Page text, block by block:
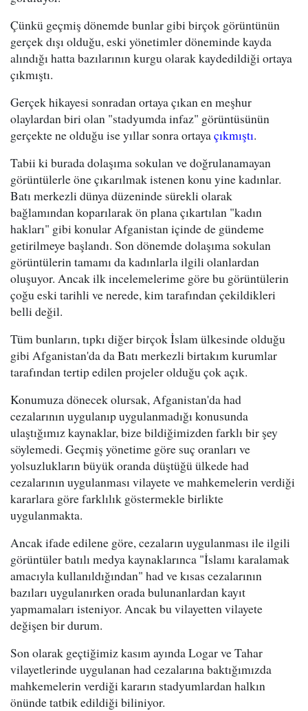
Çünkü geçmiş dönemde bunlar gibi birçok görüntünün
gerçek dışı olduğu, eski yönetimler döneminde kayda
alındığı hatta bazılarının kurgu olarak kaydedildiği ortaya
çıkmıştı.
Gerçek hikayesi sonradan ortaya çıkan en meşhur
olaylardan biri olan "stadyumda infaz" görüntüsünün
gerçekte ne olduğu ise yıllar sonra ortayaçıkmıştı.
Tabii ki burada dolaşıma sokulan ve doğrulanamayan
görüntülerle öne çıkarılmak istenen konu yine kadınlar.
Batı merkezli dünya düzeninde sürekli olarak
bağlamından koparılarak ön plana çıkartılan "kadın
hakları" gibi konular Afganistan içinde de gündeme
getirilmeye başlandı. Son dönemde dolaşıma sokulan
görüntülerin tamamı da kadınlarla ilgili olanlardan
oluşuyor. Ancak ilk incelemelerime göre bu görüntülerin
çoğu eski tarihli ve nerede, kim tarafından çekildikleri
belli değil.
Tüm bunların, tıpkı diğer birçok İslam ülkesinde olduğu
gibi Afganistan'da da Batı merkezli birtakım kurumlar
tarafından tertip edilen projeler olduğu çok açık.
Konumuza dönecek olursak, Afganistan'da had
cezalarının uygulanıp uygulanmadığı konusunda
ulaştığımız kaynaklar, bize bildiğimizden farklı bir şey
söylemedi. Geçmiş yönetime göre suç oranları ve
yolsuzlukların büyük oranda düştüğü ülkede had
cezalarının uygulanması vilayete ve mahkemelerin verdiği
kararlara göre farklılık göstermekle birlikte
uygulanmakta.
Ancak ifade edilene göre, cezaların uygulanması ile ilgili
görüntüler batılı medya kaynaklarınca "İslamı karalamak
amacıyla kullanıldığından" had ve kısas cezalarının
bazıları uygulanırken orada bulunanlardan kayıt
yapmamaları isteniyor. Ancak bu vilayetten vilayete
değişen bir durum.
Son olarak geçtiğimiz kasım ayında Logar ve Tahar
vilayetlerinde uygulanan had cezalarına baktığımızda
mahkemelerin verdiği kararın stadyumlardan halkın
önünde tatbik edildiği biliniyor.